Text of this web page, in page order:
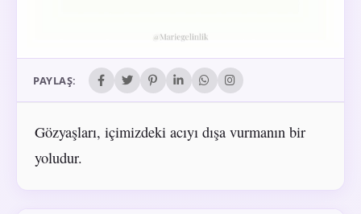
PAYLAŞ:
Gözyaşları, içimizdeki acıyı dışa vurmanın bir
yoludur.